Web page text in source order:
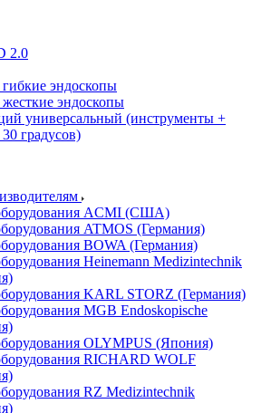
2.0
эндоскопы
эндоскопы
универсальный (инструменты +
градусов)
ACMI (США)
ATMOS (Германия)
BOWA (Германия)
Heinemann Medizintechnik
KARL STORZ (Германия)
MGB Endoskopische
OLYMPUS (Япония)
RICHARD WOLF
RZ Medizintechnik